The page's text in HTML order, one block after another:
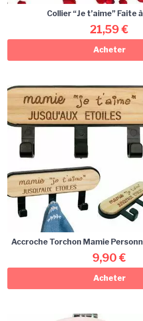
Collier “Je t’aime” Faite
21,59 €
Acheter
Accroche Torchon Mamie
9,90€
Acheter